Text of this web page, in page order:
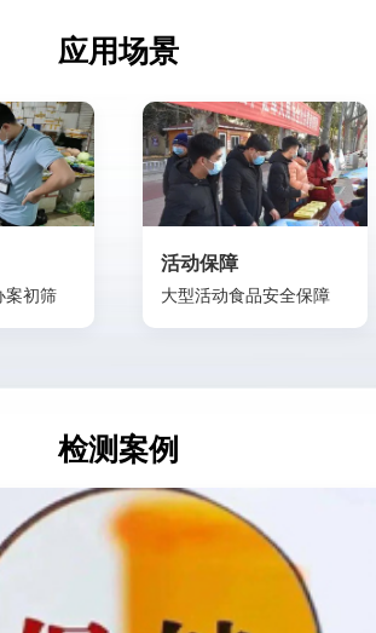
应用场景
案初筛
活动保障
大型活动食品安全保障
检测案例